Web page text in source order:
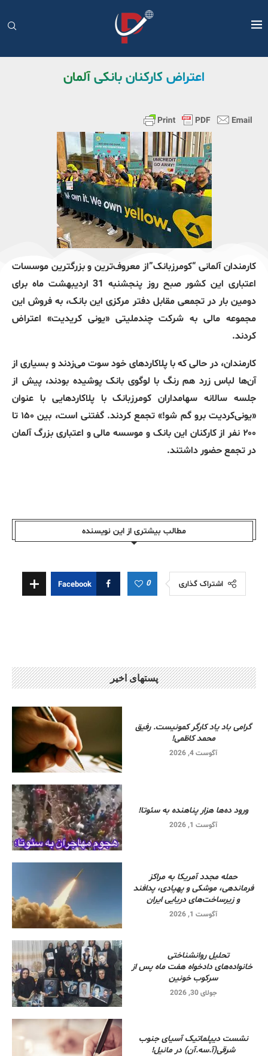
اعتراض کارکنان بانکی آلمان
کارمندان آلمانی “کومرزبانک”از معروف‌ترین و بزرگترین موسسات
اعتباری این کشور صبح روز پنجشنبه 31 اردیبهشت ماه برای
دومین بار در تجمعی مقابل دفتر مرکزی این بانک، به فروش این
مجموعه مالی به شرکت چندملیتی «یونی کریدیت» اعتراض
کردند.
کارمندان، در حالی که با پلاکاردهای خود سوت می‌زدند و بسیاری از
آن‌ها لباس زرد هم رنگ با لوگوی بانک پوشیده بودند، پیش از
جلسه سالانه سهامداران کومرزبانک با پلاکاردهایی با عنوان
«یونی‌کردیت برو گم شو!» تجمع کردند. گفتنی است، بین ۱۵۰ تا
۲۰۰ نفر از کارکنان این بانک و موسسه مالی و اعتباری بزرگ آلمان
در تجمع حضور داشتند.
مطالب بیشتری از این نویسندە
اشتراک گذاری 0
Facebook
پستهای اخیر
گرامی باد یاد کارگر کمونیست. رفیق
محمد کاظمی!
آگوست 4, 2026
ورود ده‌ها هزار پناهنده به سئوتا!
آگوست 1, 2026
حمله مجدد آمریکا به مراکز
فرماندهی، موشکی و پهپادی، پدافند
و زیرساخت‌های دریایی ایران
آگوست 1, 2026
تحلیل روانشناختی
خانواده‌های دادخواه هفت ماه پس از
سرکوب خونین
جولای 30, 2026
نشست دیپلماتیک آسیای جنوب
شرقی‌(آ.سه.آن) در مانیل!